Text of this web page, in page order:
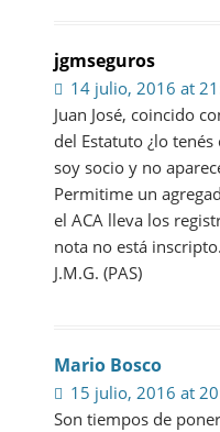
jgmseguros
14 julio, 2016 at
Juan José, coincido
del Estatuto ¿lo
soy socio y no
Permitime un
el ACA lleva los
nota no está inscripto.
J.M.G. (PAS)
Mario Bosco
15 julio, 2016 at
Son tiempos de